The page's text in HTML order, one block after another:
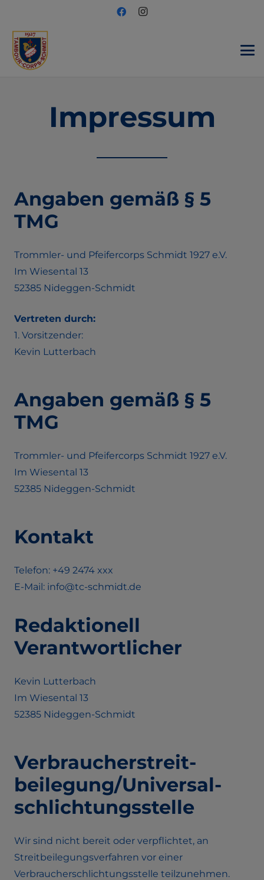
Impressum
Angaben gemäß § 5
TMG
Trommler- und Pfeifercorps Schmidt 1927 e.V.
Im Wiesental 13
52385 Nideggen-Schmidt
Vertreten durch:
1. Vorsitzender:
Kevin Lutterbach
Angaben gemäß § 5
TMG
Trommler- und Pfeifercorps Schmidt 1927 e.V.
Im Wiesental 13
52385 Nideggen-Schmidt
Kontakt
Telefon: +49 2474 xxx
E-Mail: info@tc-schmidt.de
Redaktionell
Verantwortlicher
Kevin Lutterbach
Im Wiesental 13
52385 Nideggen-Schmidt
Verbraucher­streit­
beilegung/Universal­
schlichtungs­stelle
Wir sind nicht bereit oder verpflichtet, an
Streitbeilegungsverfahren vor einer
Verbraucherschlichtungsstelle teilzunehmen.